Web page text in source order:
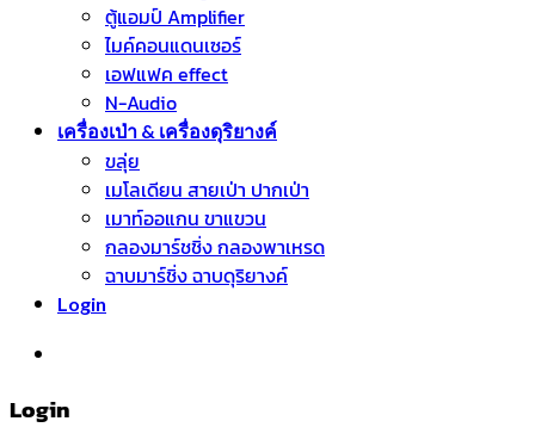
ตู้แอมป์ Amplifier
ไมค์คอนแดนเซอร์
เอฟแฟค effect
N-Audio
เครื่องเป่า & เครื่องดุริยางค์
ขลุ่ย
เมโลเดียน สายเป่า ปากเป่า
เมาท์ออแกน ขาแขวน
กลองมาร์ชชิ่ง กลองพาเหรด
ฉาบมาร์ชิ่ง ฉาบดุริยางค์
Login
Login